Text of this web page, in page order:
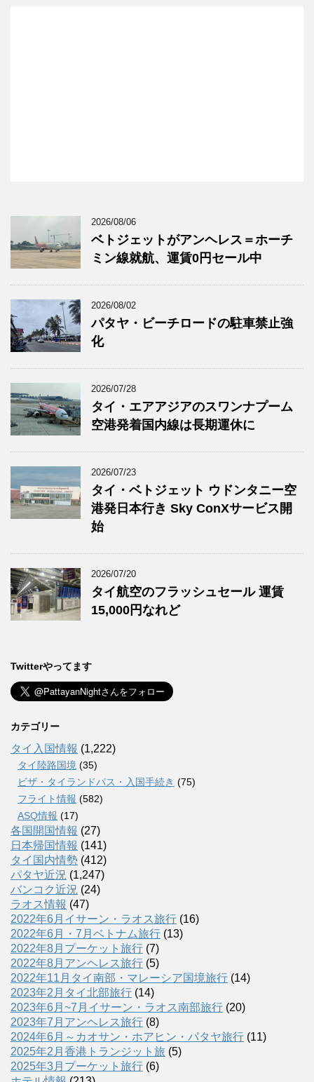
2026/08/06
ベトジェットがアンヘレス＝ホーチ
ミン線就航、運賃0円セール中
2026/08/02
パタヤ・ビーチロードの駐車禁止強
化
2026/07/28
タイ・エアアジアのスワンナプーム
空港発着国内線は長期運休に
2026/07/23
タイ・ベトジェット ウドンタニー空
港発日本行き Sky ConXサービス開
始
2026/07/20
タイ航空のフラッシュセール 運賃
15,000円なれど
Twitterやってます
カテゴリー
タイ入国情報 (1,222)
タイ陸路国境 (35)
ビザ・タイランドパス・入国手続き (75)
フライト情報 (582)
ASQ情報 (17)
各国開国情報 (27)
日本帰国情報 (141)
タイ国内情勢 (412)
パタヤ近況 (1,247)
バンコク近況 (24)
ラオス情報 (47)
2022年6月イサーン・ラオス旅行 (16)
2022年6月・7月ベトナム旅行 (13)
2022年8月プーケット旅行 (7)
2022年8月アンヘレス旅行 (5)
2022年11月タイ南部・マレーシア国境旅行 (14)
2023年2月タイ北部旅行 (14)
2023年6月~7月イサーン・ラオス南部旅行 (20)
2023年7月アンヘレス旅行 (8)
2024年6月～カオサン・ホアヒン・パタヤ旅行 (11)
2025年2月香港トランジット旅 (5)
2025年3月プーケット旅行 (6)